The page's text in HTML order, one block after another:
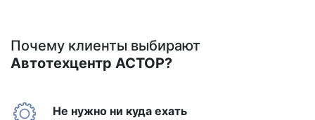
Почему клиенты выбирают
Автотехцентр АСТОР?
Не нужно ни куда ехать